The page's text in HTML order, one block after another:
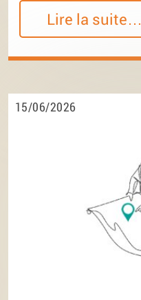
Lire la suite…
15/06/2026